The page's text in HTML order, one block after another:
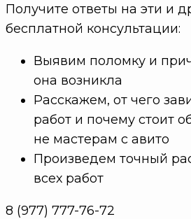
Получите ответы на эти и
бесплатной консультации:
Выявим поломку и
она возникла
Расскажем, от чего
работ и почему стоит
не мастерам с авито
Произведем точный
всех работ
8 (977) 777-76-72